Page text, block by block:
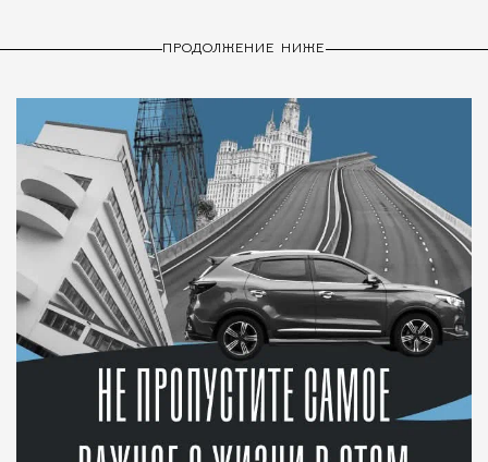
ПРОДОЛЖЕНИЕ НИЖЕ